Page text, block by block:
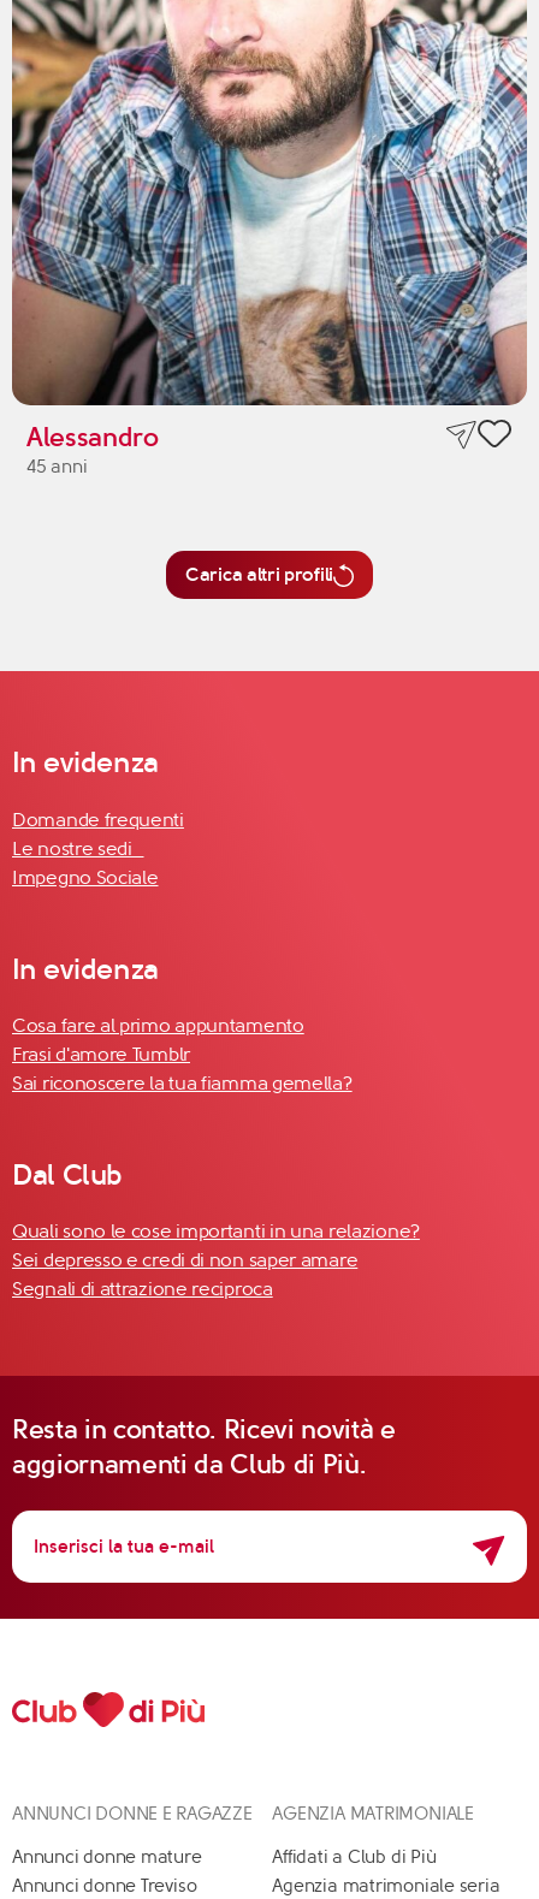
Alessandro
45 anni
Carica altri profili
In evidenza
Domande frequenti
Le nostre sedi
Impegno Sociale
In evidenza
Cosa fare al primo appuntamento
Frasi d'amore Tumblr
Sai riconoscere la tua fiamma gemella?
Dal Club
Quali sono le cose importanti in una relazione?
Sei depresso e credi di non saper amare
Segnali di attrazione reciproca
Resta in contatto. Ricevi novità e
aggiornamenti da Club di Più.
ANNUNCI DONNE E RAGAZZE
Annunci donne mature
Annunci donne Treviso
AGENZIA MATRIMONIALE
Affidati a Club di Più
Agenzia matrimoniale seria